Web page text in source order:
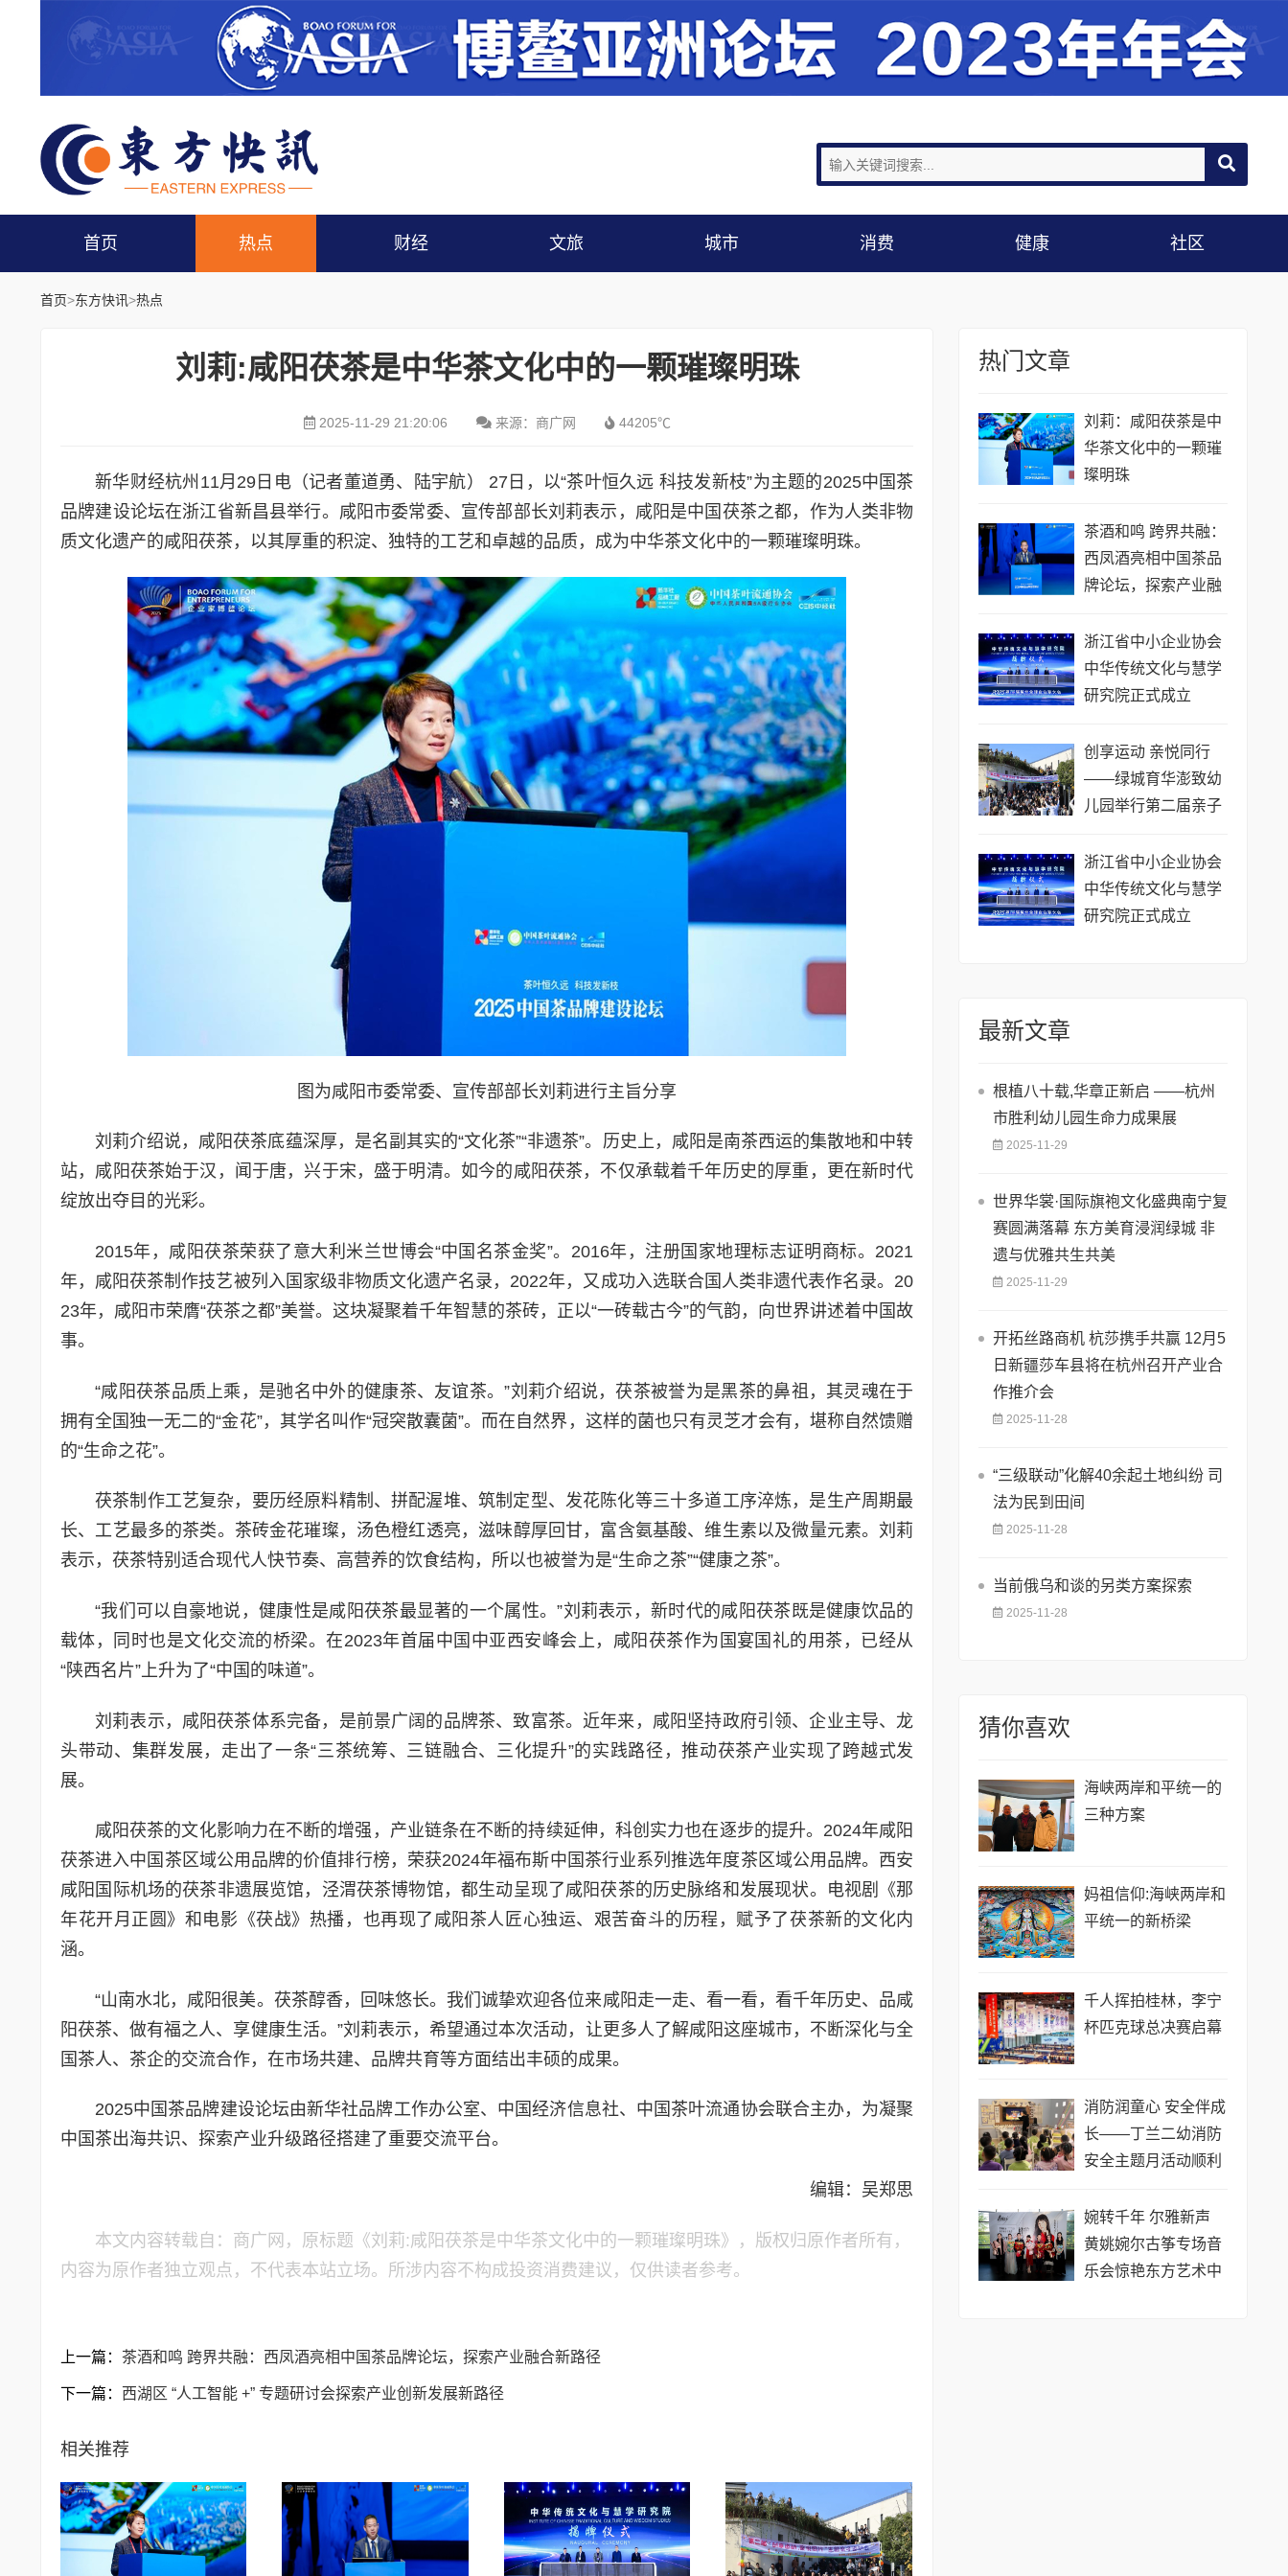
首页 热点 财经 文旅 城市 消费 健康 社区
首页>东方快讯>热点
刘莉:咸阳茯茶是中华茶文化中的一颗璀璨明珠
2025-11-29 21:20:06 来源：商广网 44205℃
新华财经杭州11月29日电（记者董道勇、陆宇航） 27日，以“茶叶恒久远 科技发新枝”为主题的2025中国茶
品牌建设论坛在浙江省新昌县举行。咸阳市委常委、宣传部部长刘莉表示，咸阳是中国茯茶之都，作为人类非物
质文化遗产的咸阳茯茶，以其厚重的积淀、独特的工艺和卓越的品质，成为中华茶文化中的一颗璀璨明珠。
图为咸阳市委常委、宣传部部长刘莉进行主旨分享
刘莉介绍说，咸阳茯茶底蕴深厚，是名副其实的“文化茶”“非遗茶”。历史上，咸阳是南茶西运的集散地和中转
站，咸阳茯茶始于汉，闻于唐，兴于宋，盛于明清。如今的咸阳茯茶，不仅承载着千年历史的厚重，更在新时代
绽放出夺目的光彩。
2015年，咸阳茯茶荣获了意大利米兰世博会“中国名茶金奖”。2016年，注册国家地理标志证明商标。2021
年，咸阳茯茶制作技艺被列入国家级非物质文化遗产名录，2022年，又成功入选联合国人类非遗代表作名录。20
23年，咸阳市荣膺“茯茶之都”美誉。这块凝聚着千年智慧的茶砖，正以“一砖载古今”的气韵，向世界讲述着中国故
事。
“咸阳茯茶品质上乘，是驰名中外的健康茶、友谊茶。”刘莉介绍说，茯茶被誉为是黑茶的鼻祖，其灵魂在于
拥有全国独一无二的“金花”，其学名叫作“冠突散囊菌”。而在自然界，这样的菌也只有灵芝才会有，堪称自然馈赠
的“生命之花”。
茯茶制作工艺复杂，要历经原料精制、拼配渥堆、筑制定型、发花陈化等三十多道工序淬炼，是生产周期最
长、工艺最多的茶类。茶砖金花璀璨，汤色橙红透亮，滋味醇厚回甘，富含氨基酸、维生素以及微量元素。刘莉
表示，茯茶特别适合现代人快节奏、高营养的饮食结构，所以也被誉为是“生命之茶”“健康之茶”。
“我们可以自豪地说，健康性是咸阳茯茶最显著的一个属性。”刘莉表示，新时代的咸阳茯茶既是健康饮品的
载体，同时也是文化交流的桥梁。在2023年首届中国中亚西安峰会上，咸阳茯茶作为国宴国礼的用茶，已经从
“陕西名片”上升为了“中国的味道”。
刘莉表示，咸阳茯茶体系完备，是前景广阔的品牌茶、致富茶。近年来，咸阳坚持政府引领、企业主导、龙
头带动、集群发展，走出了一条“三茶统筹、三链融合、三化提升”的实践路径，推动茯茶产业实现了跨越式发
展。
咸阳茯茶的文化影响力在不断的增强，产业链条在不断的持续延伸，科创实力也在逐步的提升。2024年咸阳
茯茶进入中国茶区域公用品牌的价值排行榜，荣获2024年福布斯中国茶行业系列推选年度茶区域公用品牌。西安
咸阳国际机场的茯茶非遗展览馆，泾渭茯茶博物馆，都生动呈现了咸阳茯茶的历史脉络和发展现状。电视剧《那
年花开月正圆》和电影《茯战》热播，也再现了咸阳茶人匠心独运、艰苦奋斗的历程，赋予了茯茶新的文化内
涵。
“山南水北，咸阳很美。茯茶醇香，回味悠长。我们诚挚欢迎各位来咸阳走一走、看一看，看千年历史、品咸
阳茯茶、做有福之人、享健康生活。”刘莉表示，希望通过本次活动，让更多人了解咸阳这座城市，不断深化与全
国茶人、茶企的交流合作，在市场共建、品牌共育等方面结出丰硕的成果。
2025中国茶品牌建设论坛由新华社品牌工作办公室、中国经济信息社、中国茶叶流通协会联合主办，为凝聚
中国茶出海共识、探索产业升级路径搭建了重要交流平台。
编辑：吴郑思
本文内容转载自：商广网，原标题《刘莉:咸阳茯茶是中华茶文化中的一颗璀璨明珠》，版权归原作者所有，
内容为原作者独立观点，不代表本站立场。所涉内容不构成投资消费建议，仅供读者参考。
上一篇： 茶酒和鸣 跨界共融：西凤酒亮相中国茶品牌论坛，探索产业融合新路径
下一篇： 西湖区 “人工智能 +” 专题研讨会探索产业创新发展新路径
相关推荐
热门文章
刘莉：咸阳茯茶是中
华茶文化中的一颗璀
璨明珠
茶酒和鸣 跨界共融：
西凤酒亮相中国茶品
牌论坛，探索产业融
浙江省中小企业协会
中华传统文化与慧学
研究院正式成立
创享运动 亲悦同行
——绿城育华澎致幼
儿园举行第二届亲子
浙江省中小企业协会
中华传统文化与慧学
研究院正式成立
最新文章
根植八十载,华章正新启 ——杭州
市胜利幼儿园生命力成果展
2025-11-29
世界华裳·国际旗袍文化盛典南宁复
赛圆满落幕 东方美育浸润绿城 非
遗与优雅共生共美
2025-11-29
开拓丝路商机 杭莎携手共赢 12月5
日新疆莎车县将在杭州召开产业合
作推介会
2025-11-28
“三级联动”化解40余起土地纠纷 司
法为民到田间
2025-11-28
当前俄乌和谈的另类方案探索
2025-11-28
猜你喜欢
海峡两岸和平统一的
三种方案
妈祖信仰:海峡两岸和
平统一的新桥梁
千人挥拍桂林，李宁
杯匹克球总决赛启幕
消防润童心 安全伴成
长——丁兰二幼消防
安全主题月活动顺利
婉转千年 尔雅新声
黄姚婉尔古筝专场音
乐会惊艳东方艺术中